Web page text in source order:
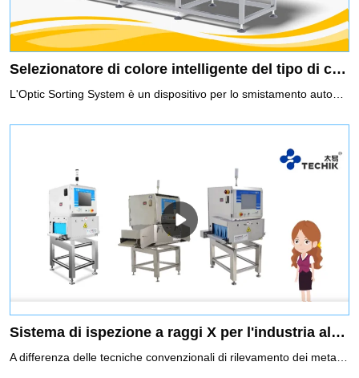
Selezionatore di colore intelligente del tipo di cintura
L'Optic Sorting System è un dispositivo per lo smistamento automatico del materiale difettoso utilizzando la tecnologia di rilevamento optoelettronico in base alla differenza delle caratteristiche ottiche dei materiali.Caratteristiche del selezionatore di colori del tipo di cintura intelligente:1. Dotato di un sensore full-color da 5400 pixel ad alta definizione, funzione snapshot ad alta definizione, perfetto ripristino del vero colore del materiale, ingrandimento 8 volte delle foto, velocità di scansione lineare ad altissima velocità, miglioramento della capacità per identificare con precisione i piccoli difetti.2. L'intelligente algoritmo di ordinamento multiplo di tipo multiplo migliora l'analisi parallela e le capacità di elaborazione, con l'impostazione di un tasto delle modalità di ordinamento, che possono realizzare l'ordinamento indipendente da più colori, l'ordinamento positivo, l'ordinamento inverso, l'ordinamento multiplo, ecc., quindi alla fine ottenendo l'ordinamento durevole e stabile con effetto più prominente.3. Sorgente di luce fredda a LED ad alta luminosità, illuminazione senza ombre, per garantire un ambiente di illuminazione stabile e duraturo.4. Sistema di trasmissione efficiente e stabile, conveniente per la sostituzione della cinghia, ottimo per proteggere i materiali fragili, con un'ampia gamma di utilizzo e un'elevata percentuale di selezione netta.
Sistema di ispezione a raggi X per l'industria alimentare